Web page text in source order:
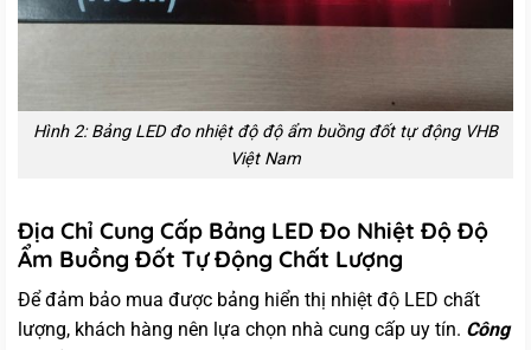
Hình 2: Bảng LED đo nhiệt độ độ ẩm buồng đốt tự động VHB
Việt Nam
Địa Chỉ Cung Cấp Bảng LED Đo Nhiệt Độ Độ
Ẩm Buồng Đốt Tự Động Chất Lượng
Để đảm bảo mua được bảng hiển thị nhiệt độ LED chất
lượng, khách hàng nên lựa chọn nhà cung cấp uy tín. Công